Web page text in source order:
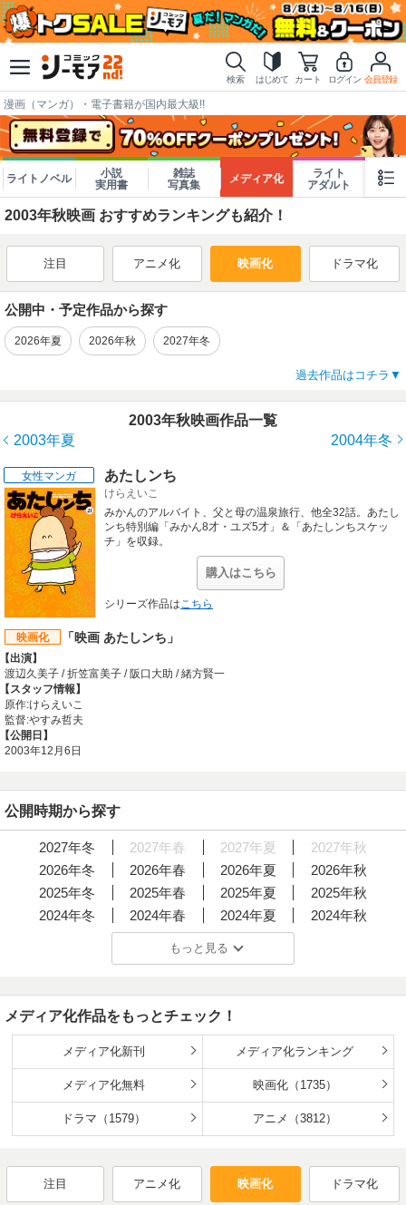
検索 はじめて カート ログイン 会員登録
漫画（マンガ）・電子書籍が国内最大級!!
ライトノベル
小説
実用書
雑誌
写真集
メディア化
ライト
アダルト
2003年秋映画 おすすめランキングも紹介！
注目 アニメ化 映画化 ドラマ化
公開中・予定作品から探す
2026年夏 2026年秋 2027年冬
過去作品はコチラ
2003年秋映画作品一覧
2003年夏
2004年冬
女性マンガ あたしンち
けらえいこ
みかんのアルバイト、父と母の温泉旅行、他全32話。あたし
ンち特別編「みかん8才・ユズ5才」＆「あたしンちスケッ
チ」を収録。
購入はこちら
シリーズ作品はこちら
映画化 「映画 あたしンち」
【出演】
渡辺久美子 / 折笠富美子 / 阪口大助 / 緒方賢一
【スタッフ情報】
原作:けらえいこ
監督:やすみ哲夫
【公開日】
2003年12月6日
公開時期から探す
2027年冬 2027年春 2027年夏
2027年秋
2026年冬
2026年春 2026年夏
2026年秋
2025年冬
2025年春 2025年夏
2025年秋
2024年冬
2024年春 2024年夏
2024年秋
2023年春 2023年夏
2022年春 2022年夏
2020年冬
2019年冬
2019年春
2018年冬
2018年春 2018年夏
2018年秋
2017年冬
2017年春 2017年夏
2017年秋
2016年秋
2015年冬
2015年春 2015年夏
2015年秋
2013年冬
2013年春 2013年夏
2013年秋
2012年冬
2012年春 2012年夏
2012年秋
もっと見る
メディア化作品をもっとチェック！
メディア化新刊 メディア化ランキング
メディア化無料 映画化（1735）
ドラマ（1579） アニメ（3812）
注目 アニメ化 映画化 ドラマ化